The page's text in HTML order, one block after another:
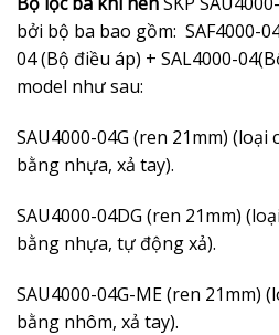
bởi bộ ba bao gồm: SAF4000-
04 (Bộ điều áp) + SAL4000-
model như sau:
SAU4000-04G (ren 21mm) (loại
bằng nhựa, xả tay).
SAU4000-04DG (ren 21mm)
bằng nhựa, tự động xả).
SAU4000-04G-ME (ren 21mm)
bằng nhôm, xả tay).